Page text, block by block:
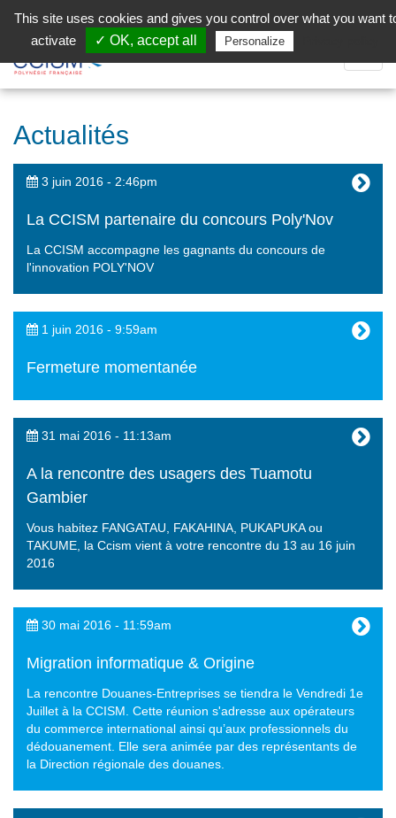
Facebook (Customer Chat) is disabled.
la
Actualités
3 juin 2016 - 2:46pm
La CCISM partenaire du concours Poly'Nov
La CCISM accompagne les gagnants du concours de
l'innovation POLY'NOV
1 juin 2016 - 9:59am
Fermeture momentanée
31 mai 2016 - 11:13am
A la rencontre des usagers des Tuamotu
Gambier
Vous habitez FANGATAU, FAKAHINA, PUKAPUKA ou
TAKUME, la Ccism vient à votre rencontre du 13 au 16 juin
2016
30 mai 2016 - 11:59am
Migration informatique & Origine
La rencontre Douanes-Entreprises se tiendra le Vendredi 1e
Juillet à la CCISM. Cette réunion s'adresse aux opérateurs
du commerce international ainsi qu’aux professionnels du
dédouanement. Elle sera animée par des représentants de
la Direction régionale des douanes.
This site uses cookies and gives you control over what you want
activate
✓ OK, accept all Personalize